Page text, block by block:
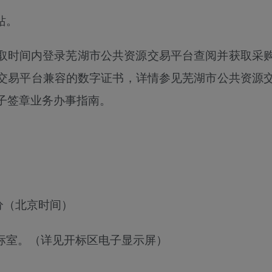
时间内登录芜湖市公共资源交易平台查阅并获取采
易平台兼容的数字证书，详情参见芜湖市公共资源
章业务办事指南。
（北京时间）
。（详见开标区电子显示屏）